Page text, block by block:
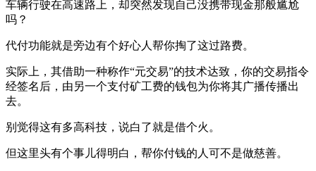
车辆行驶在高速路上，却突然发现自己没携带现金那般尴尬
吗？
代付功能就是旁边有个好心人帮你掏了这过路费。
实际上，其借助一种称作“元交易”的技术达致，你的交易指令
经签名后，由另一个支付矿工费的钱包为你将其广播传播出
去。
别觉得这有多高科技，说白了就是借个火。
但这里头有个事儿得明白，帮你付钱的人可不是做慈善。